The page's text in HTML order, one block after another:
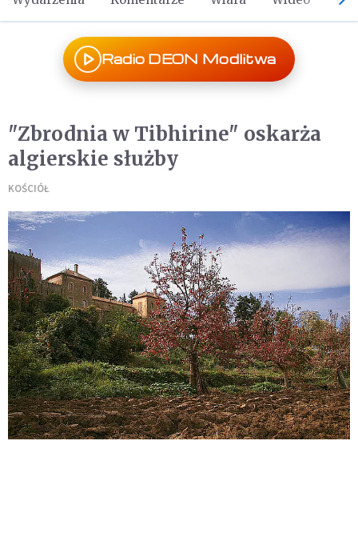
Radio DEON Modlitwa
"Zbrodnia w Tibhirine" oskarża
algierskie służby
KOŚCIÓŁ